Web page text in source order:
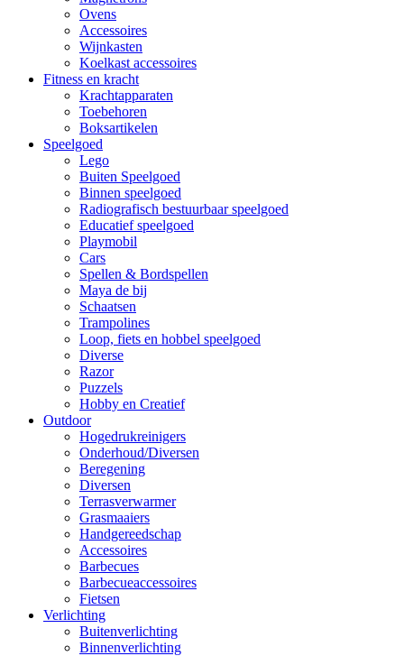
Ovens
Accessoires
Wijnkasten
Koelkast accessoires
Fitness en kracht
Krachtapparaten
Toebehoren
Boksartikelen
Speelgoed
Lego
Buiten Speelgoed
Binnen speelgoed
Radiografisch bestuurbaar speelgoed
Educatief speelgoed
Playmobil
Cars
Spellen & Bordspellen
Maya de bij
Schaatsen
Trampolines
Loop, fiets en hobbel speelgoed
Diverse
Razor
Puzzels
Hobby en Creatief
Outdoor
Hogedrukreinigers
Onderhoud/Diversen
Beregening
Diversen
Terrasverwarmer
Grasmaaiers
Handgereedschap
Accessoires
Barbecues
Barbecueaccessoires
Fietsen
Verlichting
Buitenverlichting
Binnenverlichting